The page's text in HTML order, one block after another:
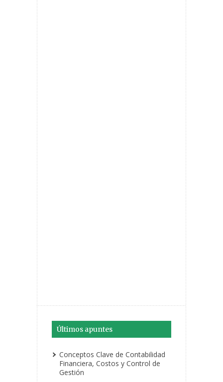
Últimos apuntes
Conceptos Clave de Contabilidad
Financiera, Costos y Control de
Gestión